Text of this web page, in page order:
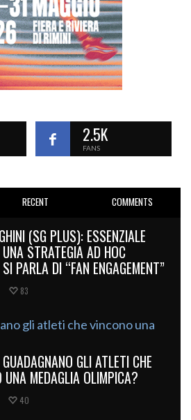
2.5K
FANS
RECENT COMMENTS
(SG PLUS): ESSENZIALE
UNA STRATEGIA AD HOC
PARLA DI “FAN ENGAGEMENT”
83
GLI ATLETI CHE
UNA MEDAGLIA OLIMPICA?
40